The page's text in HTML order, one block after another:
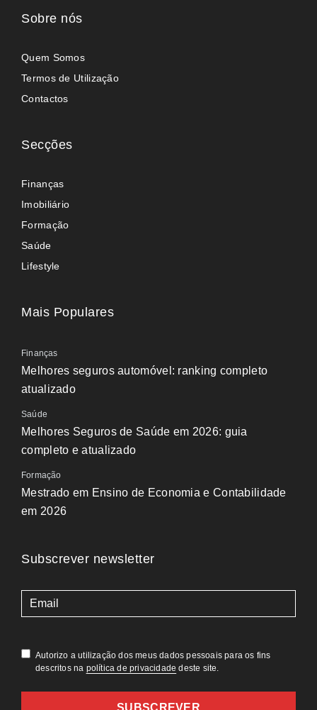
Sobre nós
Quem Somos
Termos de Utilização
Contactos
Secções
Finanças
Imobiliário
Formação
Saúde
Lifestyle
Mais Populares
Finanças
Melhores seguros automóvel: ranking completo
atualizado
Saúde
Melhores Seguros de Saúde em 2026: guia
completo e atualizado
Formação
Mestrado em Ensino de Economia e Contabilidade
em 2026
Subscrever newsletter
(Obrigatório)
Autorizo a utilização dos meus dados pessoais para os fins
descritos na política de privacidade deste site.